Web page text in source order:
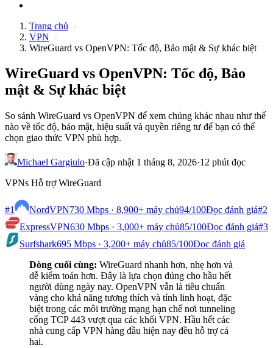
Trang chủ
VPN
WireGuard vs OpenVPN: Tốc độ, Bảo mật & Sự khác biệt
WireGuard vs OpenVPN: Tốc độ, Bảo
mật & Sự khác biệt
So sánh WireGuard vs OpenVPN để xem chúng khác nhau như thế
nào về tốc độ, bảo mật, hiệu suất và quyền riêng tư để bạn có thể
chọn giao thức VPN phù hợp.
Michael Gargiulo·Đã cập nhật 1 tháng 8, 2026·12 phút đọc
VPNs Hỗ trợ WireGuard
#1 NordVPN730 Mbps · 8,900+ máy chủ94/100Đọc đánh giá#2
ExpressVPN630 Mbps · 3,000+ máy chủ85/100Đọc đánh giá#3
Surfshark695 Mbps · 3,200+ máy chủ85/100Đọc đánh giá
Dòng cuối cùng: WireGuard nhanh hơn, nhẹ hơn và
dễ kiểm toán hơn. Đây là lựa chọn đúng cho hầu hết
người dùng ngày nay. OpenVPN vẫn là tiêu chuẩn
vàng cho khả năng tương thích và tính linh hoạt, đặc
biệt trong các môi trường mạng hạn chế nơi tunneling
cổng TCP 443 vượt qua các khối VPN. Hầu hết các
nhà cung cấp VPN hàng đầu hiện nay đều hỗ trợ cả
hai.